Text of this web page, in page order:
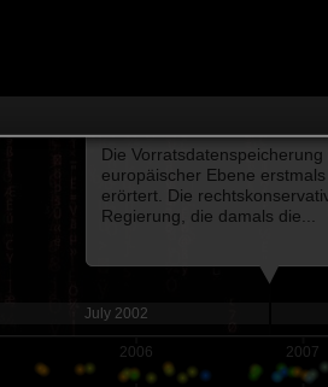
July 2002
Die
europäischer Ebene
erörtert. Die
Regierung, die damals die...
2006 2007